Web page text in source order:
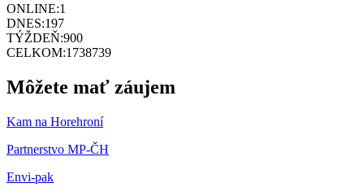
ONLINE:1
DNES:197
TÝŽDEŇ:900
CELKOM:1738739
Môžete mať záujem
Kam na Horehroní
Partnerstvo MP-ČH
Envi-pak